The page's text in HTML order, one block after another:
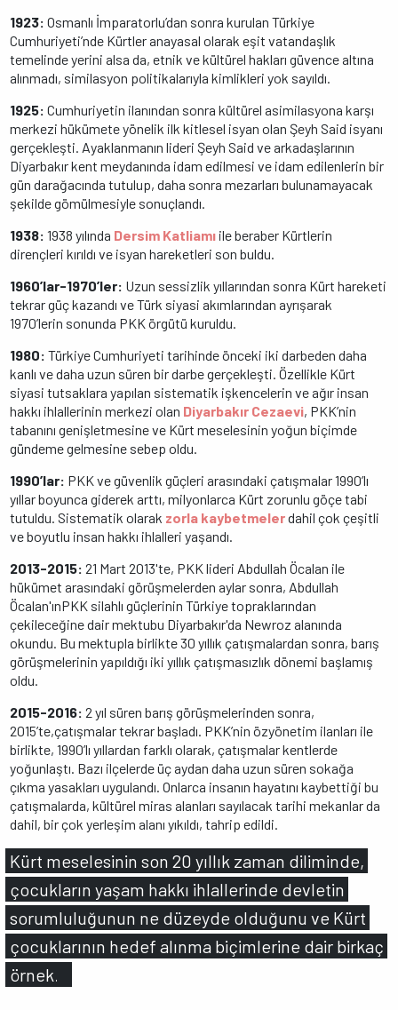
1923:Osmanlı İmparatorlu’dan sonra kurulan Türkiye
Cumhuriyeti’nde Kürtler anayasal olarak eşit vatandaşlık
temelinde yerini alsa da, etnik ve kültürel hakları güvence altına
alınmadı, similasyon politikalarıyla kimlikleri yok sayıldı.
1925: Cumhuriyetin ilanından sonra kültürel asimilasyona karşı
merkezi hükümete yönelik ilk kitlesel isyan olan Şeyh Said isyanı
gerçekleşti. Ayaklanmanın lideri Şeyh Said ve arkadaşlarının
Diyarbakır kent meydanında idam edilmesi ve idam edilenlerin bir
gün darağacında tutulup, daha sonra mezarları bulunamayacak
şekilde gömülmesiyle sonuçlandı.
1938:1938 yılında Dersim Katliamı ile beraber Kürtlerin
dirençleri kırıldı ve isyan hareketleri son buldu.
1960’lar-1970’ler: Uzun sessizlik yıllarından sonra Kürt hareketi
tekrar güç kazandı ve Türk siyasi akımlarından ayrışarak
1970’lerin sonunda PKK örgütü kuruldu.
1980:Türkiye Cumhuriyeti tarihinde önceki iki darbeden daha
kanlı ve daha uzun süren bir darbe gerçekleşti. Özellikle Kürt
siyasi tutsaklara yapılan sistematik işkencelerin ve ağır insan
hakkı ihlallerinin merkezi olan Diyarbakır Cezaevi, PKK’nin
tabanını genişletmesine ve Kürt meselesinin yoğun biçimde
gündeme gelmesine sebep oldu.
1990’lar: PKK ve güvenlik güçleri arasındaki çatışmalar 1990’lı
yıllar boyunca giderek arttı, milyonlarca Kürt zorunlu göçe tabi
tutuldu. Sistematik olarak zorla kaybetmelerdahil çok çeşitli
ve boyutlu insan hakkı ihlalleri yaşandı.
2013-2015:21 Mart 2013'te, PKK lideri Abdullah Öcalan ile
hükümet arasındaki görüşmelerden aylar sonra, Abdullah
Öcalan'ınPKK silahlı güçlerinin Türkiye topraklarından
çekileceğine dair mektubu Diyarbakır'da Newroz alanında
okundu. Bu mektupla birlikte 30 yıllık çatışmalardan sonra, barış
görüşmelerinin yapıldığı iki yıllık çatışmasızlık dönemi başlamış
oldu.
2015-2016:2 yıl süren barış görüşmelerinden sonra,
2015’te,çatışmalar tekrar başladı. PKK’nin özyönetim ilanları ile
birlikte, 1990’lı yıllardan farklı olarak, çatışmalar kentlerde
yoğunlaştı. Bazı ilçelerde üç aydan daha uzun süren sokağa
çıkma yasakları uygulandı. Onlarca insanın hayatını kaybettiği bu
çatışmalarda, kültürel miras alanları sayılacak tarihi mekanlar da
dahil, bir çok yerleşim alanı yıkıldı, tahrip edildi.
Kürt meselesinin son 20 yıllık zaman diliminde,
çocukların yaşam hakkı ihlallerinde devletin
sorumluluğunun ne düzeyde olduğunu ve Kürt
çocuklarının hedef alınma biçimlerine dair birkaç
örnek.